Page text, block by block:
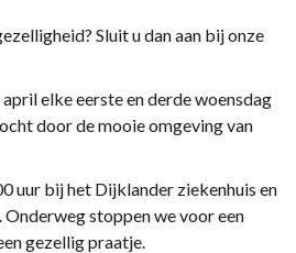
Sluit u dan aan bij onze
elke eerste en derde woensdag
door de mooie omgeving van
uur bij het Dijklander ziekenhuis en
stoppen we voor een
gezellig praatje.